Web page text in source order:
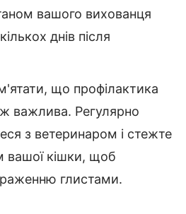
вашого вихованця
днів після
що профілактика
важлива. Регулярно
з ветеринаром і стежте
вашої кішки, щоб
глистами.